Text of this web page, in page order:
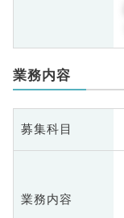
業務内容
募集科目
業務内容